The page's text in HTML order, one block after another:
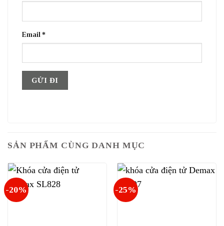
Email *
SẢN PHẨM CÙNG DANH MỤC
-20% -25%